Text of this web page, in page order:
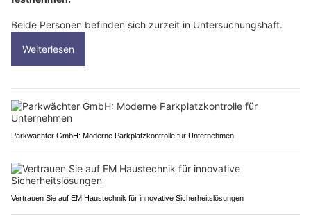
Beide Personen befinden sich zurzeit in Untersuchungshaft.
Weiterlesen
Parkwächter GmbH: Moderne Parkplatzkontrolle für Unternehmen
Vertrauen Sie auf EM Haustechnik für innovative Sicherheitslösungen